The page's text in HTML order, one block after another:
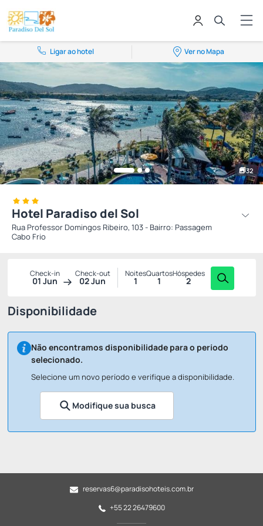
Ligar ao hotel Ver no Mapa
32
Hotel Paradiso del Sol
Rua Professor Domingos Ribeiro, 103 - Bairro: Passagem
Cabo Frio
Check-in
01 Jun
Check-out
02 Jun
Noites
1
Quartos
1
Hóspedes
2
Disponibilidade
Não encontramos disponibilidade para o período
selecionado.
Selecione um novo período e verifique a disponibilidade.
Modifique sua busca
reservas6@paradisohoteis.com.br
+55 22 26479600